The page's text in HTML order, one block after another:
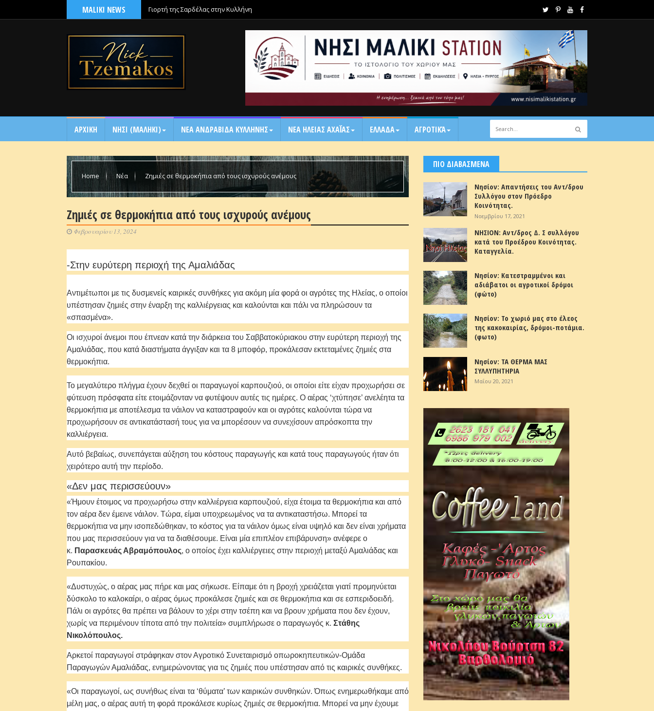
MALIKI NEWS Γιορτή της Σαρδέλας στην Κυλλήνη
ΑΡΧΙΚΗ NΗΣΙ (ΜΑΛΗΚΙ) ΝΕΑ ΑΝΔΡΑΒΙΔΑ ΚΥΛΛΗΝΗΣ ΝΕΑ ΗΛΕΙΑΣ ΑΧΑΪ́ΑΣ ΕΛΛΑΔΑ ΑΓΡΟΤΙΚΆ
Home Νέα Ζημιές σε θερμοκήπια από τους ισχυρούς ανέμους
Ζημιές σε θερμοκήπια από τους ισχυρούς ανέμους
Φεβρουαρίου 13, 2024
-Στην ευρύτερη περιοχή της Αμαλιάδας
Αντιμέτωποι με τις δυσμενείς καιρικές συνθήκες για ακόμη μία φορά οι αγρότες της Ηλείας, ο οποίοι
υπέστησαν ζημιές στην έναρξη της καλλιέργειας και καλούνται και πάλι να πληρώσουν τα
«σπασμένα».
Οι ισχυροί άνεμοι που έπνεαν κατά την διάρκεια του Σαββατοκύριακου στην ευρύτερη περιοχή της
Αμαλιάδας, που κατά διαστήματα άγγιξαν και τα 8 μποφόρ, προκάλεσαν εκτεταμένες ζημιές στα
θερμοκήπια.
Το μεγαλύτερο πλήγμα έχουν δεχθεί οι παραγωγοί καρπουζιού, οι οποίοι είτε είχαν προχωρήσει σε
φύτευση πρόσφατα είτε ετοιμάζονταν να φυτέψουν αυτές τις ημέρες. Ο αέρας ‘χτύπησε’ ανελέητα τα
θερμοκήπια με αποτέλεσμα τα νάιλον να καταστραφούν και οι αγρότες καλούνται τώρα να
προχωρήσουν σε αντικατάστασή τους για να μπορέσουν να συνεχίσουν απρόσκοπτα την
καλλιέργεια.
Αυτό βεβαίως, συνεπάγεται αύξηση του κόστους παραγωγής και κατά τους παραγωγούς ήταν ότι
χειρότερο αυτή την περίοδο.
«Δεν μας περισσεύουν»
«Ήμουν έτοιμος να προχωρήσω στην καλλιέργεια καρπουζιού, είχα έτοιμα τα θερμοκήπια και από
τον αέρα δεν έμεινε νάιλον. Τώρα, είμαι υποχρεωμένος να τα αντικαταστήσω. Μπορεί τα
θερμοκήπια να μην ισοπεδώθηκαν, το κόστος για τα νάιλον όμως είναι υψηλό και δεν είναι χρήματα
που μας περισσεύουν για να τα διαθέσουμε. Είναι μία επιπλέον επιβάρυνση» ανέφερε ο
κ. Παρασκευάς Αβραμόπουλος, ο οποίος έχει καλλιέργειες στην περιοχή μεταξύ Αμαλιάδας και
Ρουπακίου.
«Δυστυχώς, ο αέρας μας πήρε και μας σήκωσε. Είπαμε ότι η βροχή χρειάζεται γιατί προμηνύεται
δύσκολο το καλοκαίρι, ο αέρας όμως προκάλεσε ζημιές και σε θερμοκήπια και σε εσπεριδοειδή.
Πάλι οι αγρότες θα πρέπει να βάλουν το χέρι στην τσέπη και να βρουν χρήματα που δεν έχουν,
χωρίς να περιμένουν τίποτα από την πολιτεία» συμπλήρωσε ο παραγωγός κ. Στάθης
Νικολόπουλος.
Αρκετοί παραγωγοί στράφηκαν στον Αγροτικό Συνεταιρισμό οπωροκηπευτικών-Ομάδα
Παραγωγών Αμαλιάδας, ενημερώνοντας για τις ζημιές που υπέστησαν από τις καιρικές συνθήκες.
«Οι παραγωγοί, ως συνήθως είναι τα ‘θύματα’ των καιρικών συνθηκών. Όπως ενημερωθήκαμε από
μέλη μας, ο αέρας αυτή τη φορά προκάλεσε κυρίως ζημιές σε θερμοκήπια. Μπορεί να μην έχουμε
ΠΙΟ ΔΙΑΒΑΣΜΕΝΑ
Νησίον: Απαντήσεις του Αντ/δρου
Συλλόγου στον Πρόεδρο
Κοινότητας.
Νοεμβρίου 17, 2021
ΝΗΣΙΟΝ: Αντ/δρος Δ. Σ συλλόγου
κατά του Προέδρου Κοινότητας.
Καταγγελία.
Νησίον: Κατεστραμμένοι και
αδιάβατοι οι αγροτικοί δρόμοι
(φώτο)
Νησίον: Το χωριό μας στο έλεος
της κακοκαιρίας, δρόμοι-ποτάμια.
(φωτο)
Νησίον: ΤΑ ΘΕΡΜΑ ΜΑΣ
ΣΥΛΛΥΠΗΤΗΡΙΑ
Μαΐου 20, 2021